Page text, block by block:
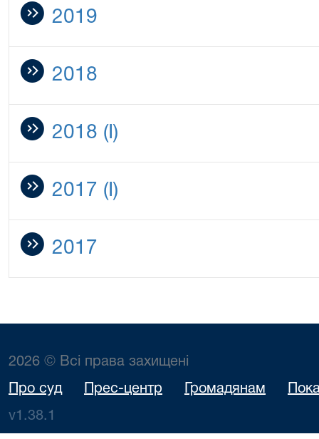
2019
2018
2018 (I)
2017 (I)
2017
2026 © Всі права захищені
Про суд Прес-центр Громадянам
v1.38.1